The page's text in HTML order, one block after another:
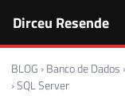
Dirceu Resende
BLOG › Banco de Dados ›
›SQL Server